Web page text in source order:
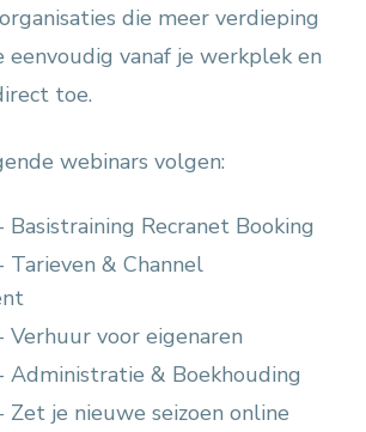
die meer verdieping
eenvoudig vanaf je werkplek en
toe.
webinars volgen:
Basistraining Recranet Booking
Tarieven & Channel
Verhuur voor eigenaren
Administratie & Boekhouding
Zet je nieuwe seizoen online